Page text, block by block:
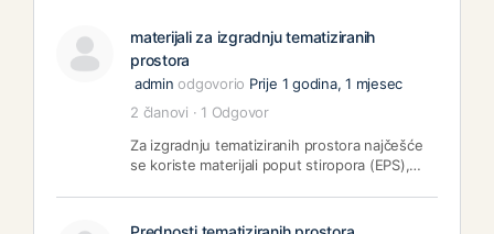
materijali za izgradnju tematiziranih
prostora
admin odgovorio Prije 1 godina, 1 mjesec
2 članovi · 1 Odgovor
Za izgradnju tematiziranih prostora najčešće
se koriste materijali poput stiropora (EPS),…